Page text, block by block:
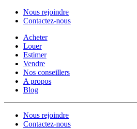
Nous rejoindre
Contactez-nous
Acheter
Louer
Estimer
Vendre
Nos conseillers
A propos
Blog
Nous rejoindre
Contactez-nous